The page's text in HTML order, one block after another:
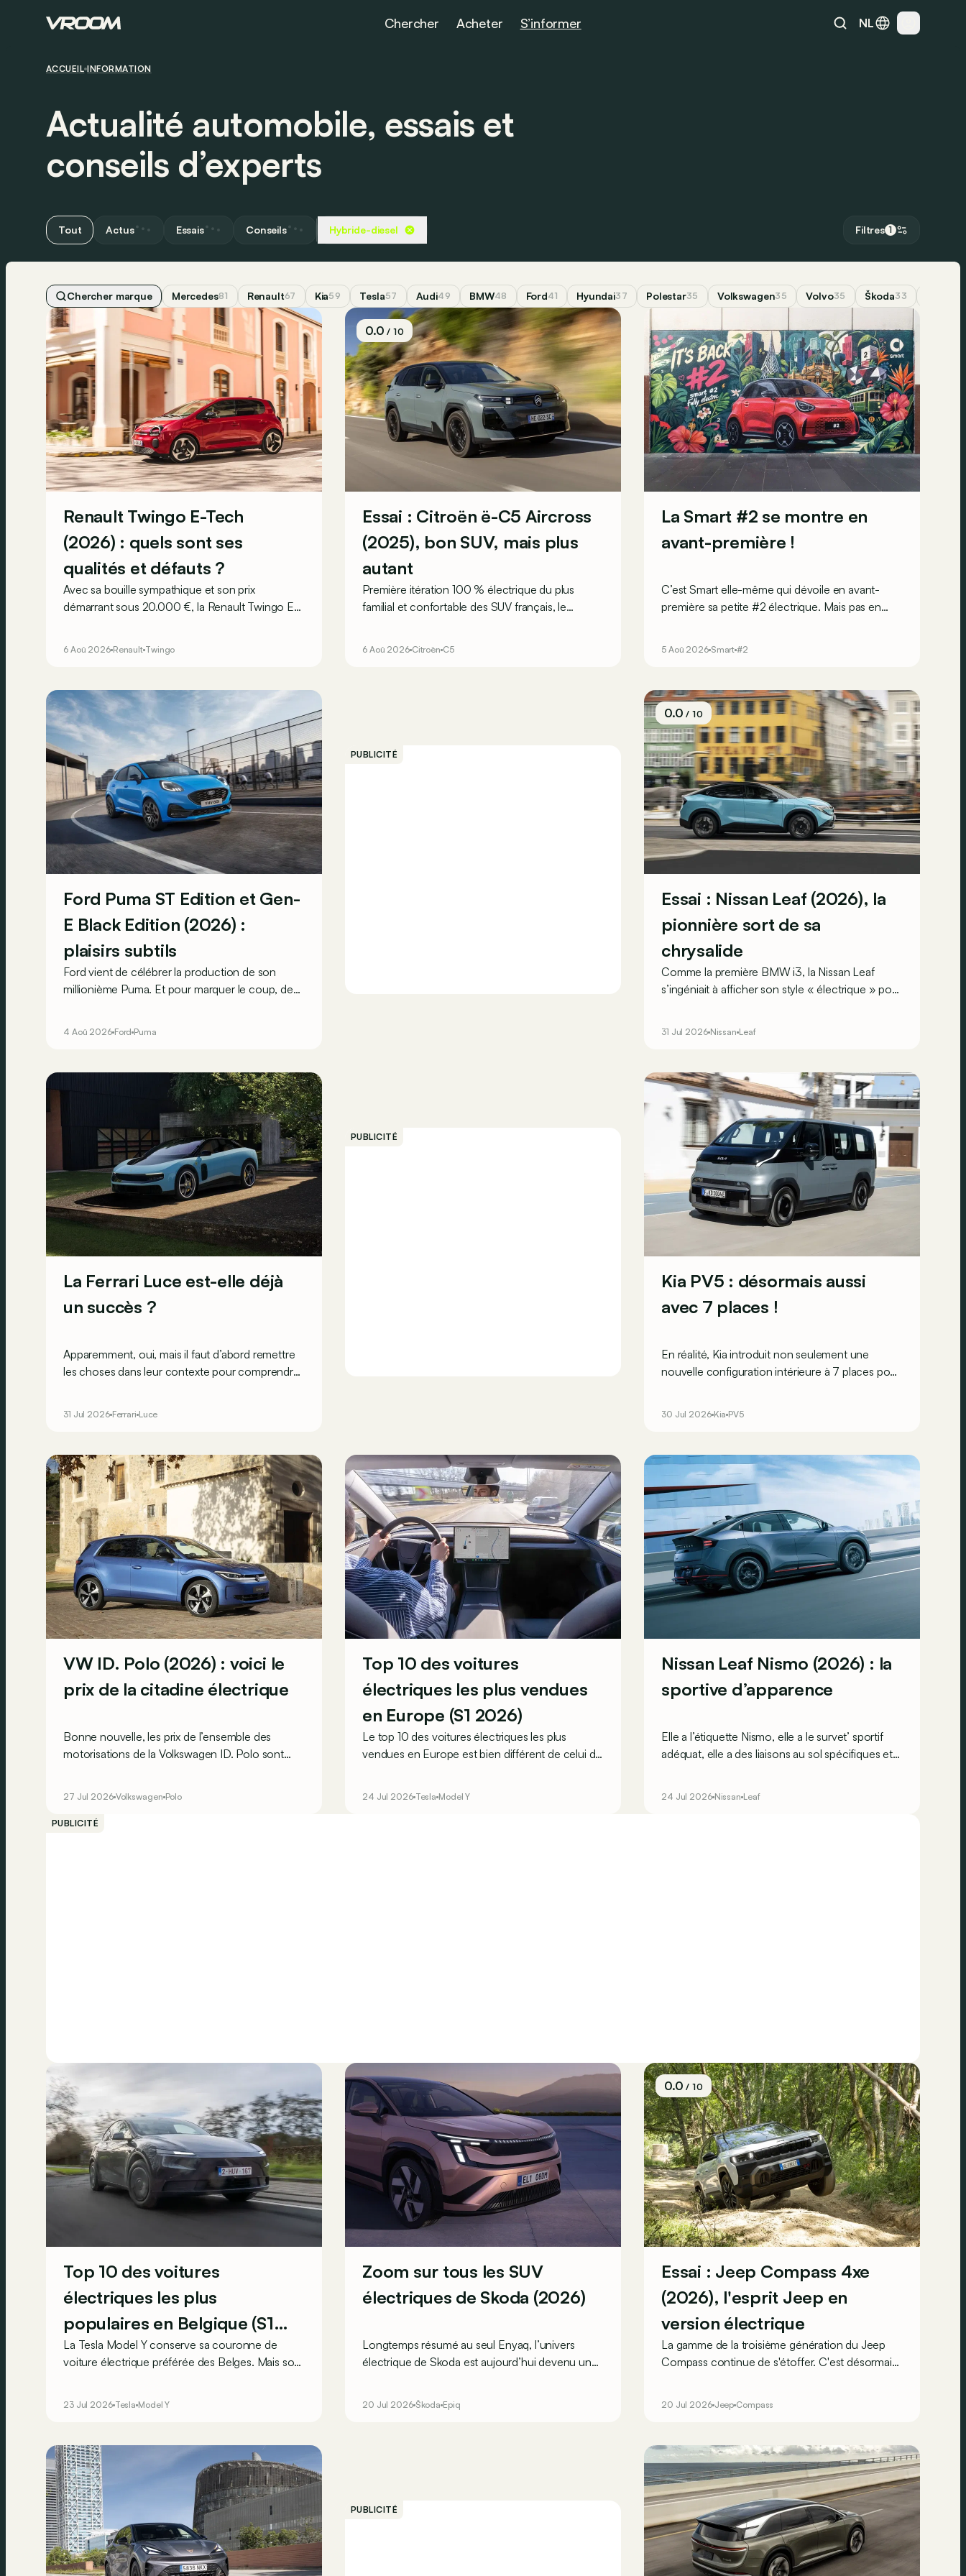
Chercher Acheter S’informer NL
ACCUEIL INFORMATION
Actualité automobile, essais et
conseils d’experts
Tout Actus Essais Conseils Hybride-diesel Filtres 1
Chercher marque Mercedes81 Renault67 Kia59 Tesla57 Audi49 BMW48 Ford41 Hyundai37 Polestar35 Volkswagen35 Volvo35 Škoda33
Renault Twingo E-Tech
(2026) : quels sont ses
qualités et défauts ?
Avec sa bouille sympathique et son prix
démarrant sous 20.000 €, la Renault Twingo E-
l’idylle se confirme à l’usage ? Voici ses
faiblesses.
6 Aoû 2026 Renault Twingo
0.0/ 10
Essai : Citroën ë-C5 Aircross
(2025), bon SUV, mais plus
autant
Première itération 100 % électrique du plus
familial et confortable des SUV français, le
6 Aoû 2026 Citroën C5
La Smart #2 se montre en
avant-première !
C’est Smart elle-même qui dévoile en avant-
première sa petite #2 électrique. Mais pas en
5 Aoû 2026 Smart #2
Ford Puma ST Edition et Gen-
E Black Edition (2026) :
plaisirs subtils
Ford vient de célébrer la production de son
millionième Puma. Et pour marquer le coup, deux
4 Aoû 2026 Ford Puma
PUBLICITÉ
0.0/ 10
Essai : Nissan Leaf (2026), la
pionnière sort de sa
chrysalide
Comme la première BMW i3, la Nissan Leaf
s’ingéniait à afficher son style « électrique » pour
31 Jul 2026 Nissan Leaf
La Ferrari Luce est-elle déjà
un succès ?
Apparemment, oui, mais il faut d’abord remettre
les choses dans leur contexte pour comprendre
31 Jul 2026 Ferrari Luce
PUBLICITÉ
Kia PV5 : désormais aussi
avec 7 places !
En réalité, Kia introduit non seulement une
nouvelle configuration intérieure à 7 places pour
30 Jul 2026 Kia PV5
VW ID. Polo (2026) : voici le
prix de la citadine électrique
Bonne nouvelle, les prix de l’ensemble des
motorisations de la Volkswagen ID. Polo sont
27 Jul 2026 Volkswagen Polo
Top 10 des voitures
électriques les plus vendues
en Europe (S1 2026)
Le top 10 des voitures électriques les plus
vendues en Europe est bien différent de celui du
24 Jul 2026 Tesla Model Y
Nissan Leaf Nismo (2026) : la
sportive d’apparence
Elle a l’étiquette Nismo, elle a le survet’ sportif
adéquat, elle a des liaisons au sol spécifiques et
24 Jul 2026 Nissan Leaf
PUBLICITÉ
Top 10 des voitures
électriques les plus
populaires en Belgique (S1
2026) : Tesla résiste, BMW
revient très fort
La Tesla Model Y conserve sa couronne de
voiture électrique préférée des Belges. Mais son
Belgique durant le premier semestre 2026.
23 Jul 2026 Tesla Model Y
Zoom sur tous les SUV
électriques de Skoda (2026)
Longtemps résumé au seul Enyaq, l’univers
électrique de Skoda est aujourd’hui devenu une
aux Peaq, le constructeur tchèque dispose
désormais d’une offre de SUV allant de l’urbain
20 Jul 2026 Škoda Epiq
0.0/ 10
Essai : Jeep Compass 4xe
(2026), l'esprit Jeep en
version électrique
La gamme de la troisième génération du Jeep
Compass continue de s'étoffer. C'est désormais
et la plus aventurière, de rejoindre le catalogue.
20 Jul 2026 Jeep Compass
PUBLICITÉ